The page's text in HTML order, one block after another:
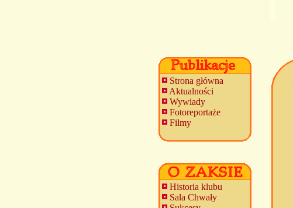
Strona główna
Aktualności
Wywiady
Fotoreportaże
Filmy
Historia klubu
Sala Chwały